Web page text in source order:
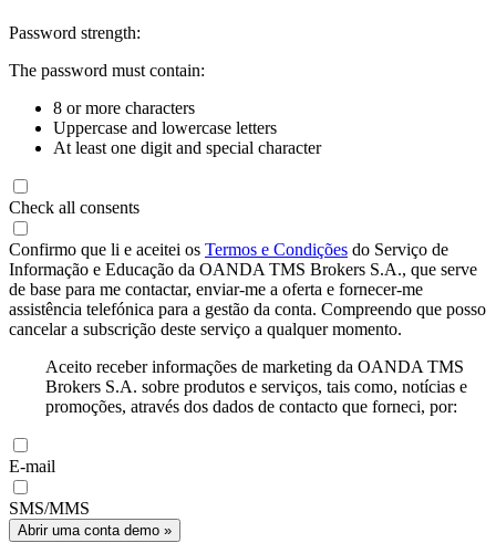
Password strength:
The password must contain:
8 or more characters
Uppercase and lowercase letters
At least one digit and special character
Check all consents
Confirmo que li e aceitei os Termos e Condições do Serviço de
Informação e Educação da OANDA TMS Brokers S.A., que serve
de base para me contactar, enviar-me a oferta e fornecer-me
assistência telefónica para a gestão da conta. Compreendo que posso
cancelar a subscrição deste serviço a qualquer momento.
Aceito receber informações de marketing da OANDA TMS
Brokers S.A. sobre produtos e serviços, tais como, notícias e
promoções, através dos dados de contacto que forneci, por:
E-mail
SMS/MMS
Abrir uma conta demo »